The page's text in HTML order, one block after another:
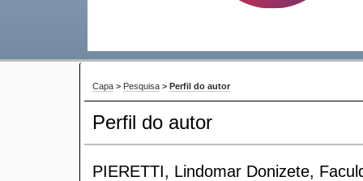
Capa > Pesquisa > Perfil do autor
Perfil do autor
PIERETTI, Lindomar Donizete,